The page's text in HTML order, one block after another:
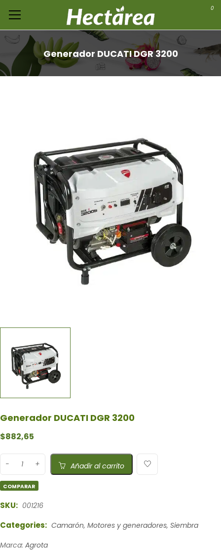
0
Generador DUCATI DGR 3200
Generador DUCATI DGR 3200
$882,65
Añadir al carrito
COMPARAR
SKU: 001216
Categories: Camarón, Motores y generadores, Siembra
Marca: Agrota